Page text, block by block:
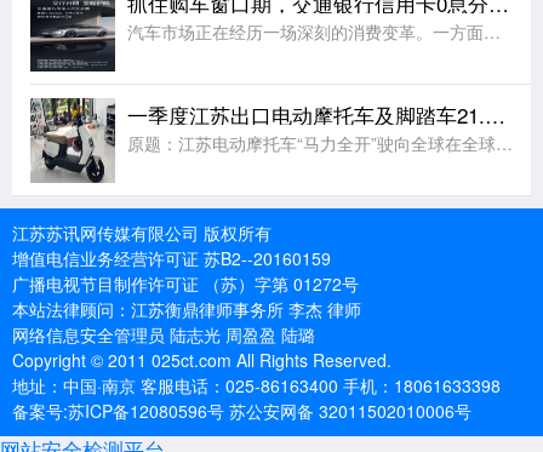
汽车市场正在经历一场深刻的消费变革。一方面，新能源汽车渗透率持续攀升，绿色出行成为越来越多家庭的共识;另一方面，以旧换新、消费补贴等政策红利不断释放，为购车族提供了难得的“窗口期”。而在众多购车方式中
一季度江苏出口电动摩托车及脚踏车21.3亿元
原题：江苏电动摩托车“马力全开”驶向全球在全球碳减排浪潮下，电动摩托车凭借绿色低碳、灵活便捷等优势，成为海外民生出行和短途货运的重要选择。随着国际油价的攀升、部分国家电动化转型补贴政策的出台，叠加“中
江苏苏讯网传媒有限公司 版权所有
增值电信业务经营许可证 苏B2--20160159
广播电视节目制作许可证 （苏）字第 01272号
本站法律顾问：江苏衡鼎律师事务所 李杰 律师
网络信息安全管理员 陆志光 周盈盈 陆璐
Copyright © 2011 025ct.com All Rights Reserved.
地址：中国·南京 客服电话：025-86163400 手机：18061633398
备案号:苏ICP备12080596号 苏公安网备 32011502010006号